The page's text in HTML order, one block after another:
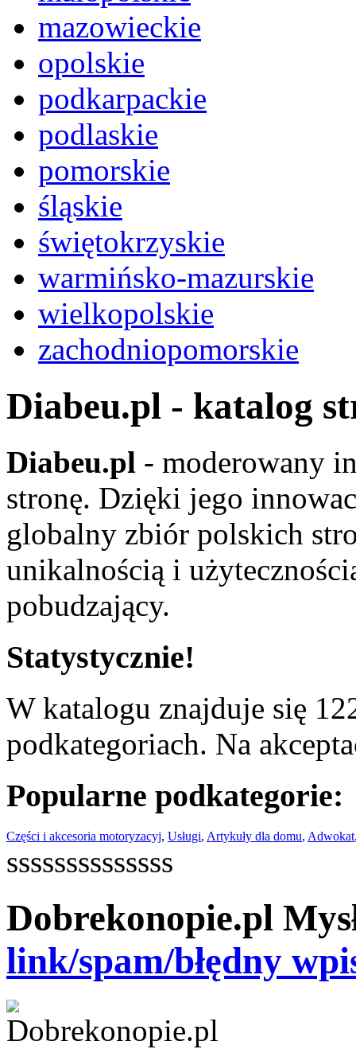
mazowieckie
opolskie
podkarpackie
podlaskie
pomorskie
śląskie
świętokrzyskie
warmińsko-mazurskie
wielkopolskie
zachodniopomorskie
Diabeu.pl - katalog
Diabeu.pl - moderowany
stronę. Dzięki jego
globalny zbiór polskich
unikalnością i
pobudzający.
Statystycznie!
W katalogu znajduje się
podkategoriach. Na
Popularne podkategorie:
Części i akcesoria motoryzacyj, Usługi, Artykuły dla domu, Adwokat
ssssssssssssss
Dobrekonopie.pl
link/spam/błędny